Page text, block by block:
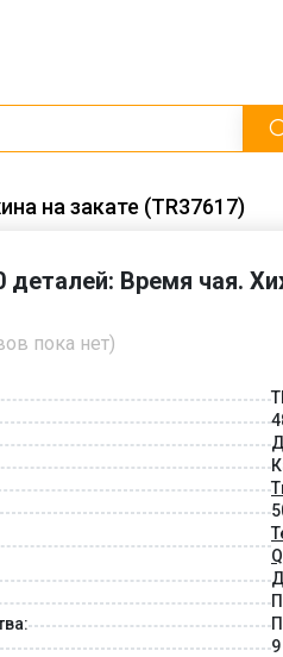
на закате (TR37617)
деталей: Время чая.
пока нет)
9